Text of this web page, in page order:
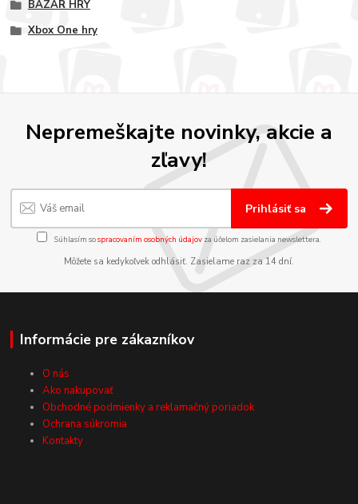
BAZÁR HRY
Xbox One hry
Nepremeškajte novinky, akcie a
zľavy!
Prihlásiť sa
Súhlasím sospracovaním osobných údajov za účelom zasielania newslettera.
Môžete sa kedykoľvek odhlásiť. Zasielame raz za 14 dní.
Informácie pre zákazníkov
O nás
Ako nakupovať
Obchodné podmienky a reklamačný poriadok
Ochrana súkromia
Kontakty